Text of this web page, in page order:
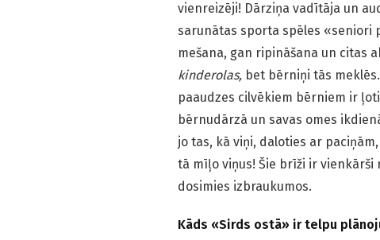
vienreizēji! Dārziņa vadītāja un
sarunātas sporta spēles «seniori
mešana, gan ripināšana un citas
kinderolas, bet bērniņi tās
paaudzes cilvēkiem bērniem ir
bērnudārzā un savas omes
jo tas, kā viņi, daloties ar
tā mīļo viņus! Šie brīži ir
dosimies izbraukumos.
Kāds «Sirds ostā» ir telpu